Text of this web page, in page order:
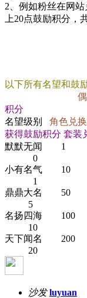
2、例如粉丝在网
上20点鼓励积分，
以下所有名望和鼓
积分
名望级别 角色兑
获得鼓励积分 套装
默默
0
小有
1
鼎鼎
5
名扬
10
天下
20
沙发 luyuan